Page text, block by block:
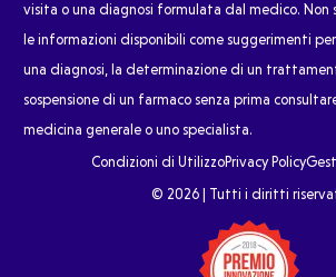
visita o una diagnosi formulata dal medico. Non
le informazioni disponibili come suggerimenti
una diagnosi, la determinazione di un
sospensione di un farmaco senza prima
medicina generale o uno specialista.
Condizioni di UtilizzoPrivacy Policy
© 2026 | Tutti i diritti